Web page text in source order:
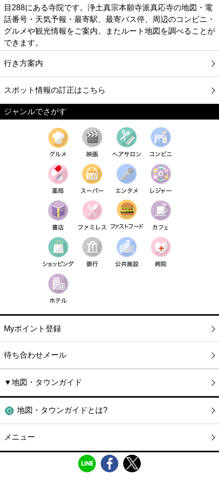
目288にある寺院です。浄土真宗本願寺派真応寺の地図・電
話番号・天気予報・最寄駅、最寄バス停、周辺のコンビニ・
グルメや観光情報をご案内。またルート地図を調べることが
できます。
行き方案内
スポット情報の訂正はこちら
ジャンルでさがす
Myポイント登録
待ち合わせメール
▼地図・タウンガイド
地図・タウンガイドとは?
メニュー